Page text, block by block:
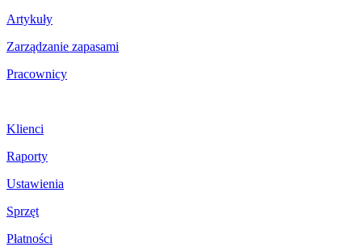
Artykuły
Zarządzanie zapasami
Pracownicy
Klienci
Raporty
Ustawienia
Sprzęt
Płatności